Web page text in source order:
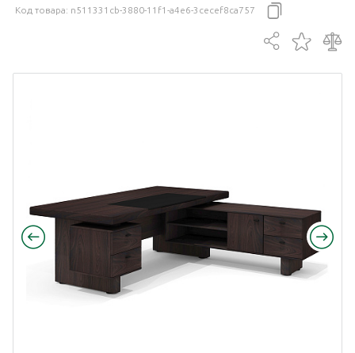
Код товара: n511331cb-3880-11f1-a4e6-3cecef8ca757